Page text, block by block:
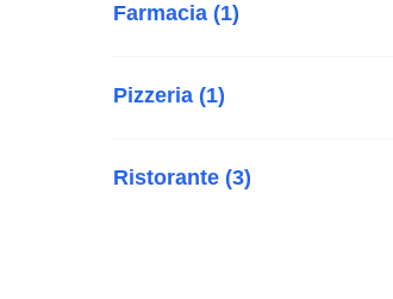
Farmacia (1)
Pizzeria (1)
Ristorante (3)